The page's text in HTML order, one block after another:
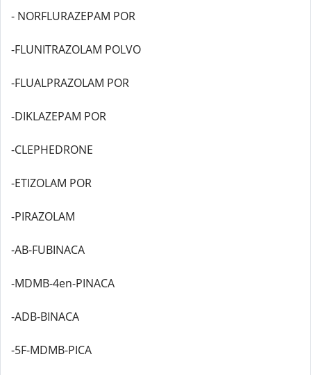
- NORFLURAZEPAM POR
-FLUNITRAZOLAM POLVO
-FLUALPRAZOLAM POR
-DIKLAZEPAM POR
-CLEPHEDRONE
-ETIZOLAM POR
-PIRAZOLAM
-AB-FUBINACA
-MDMB-4en-PINACA
-ADB-BINACA
-5F-MDMB-PICA